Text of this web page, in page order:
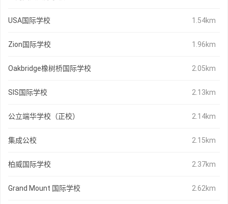
USA国际学校 1.54km
Zion国际学校 1.96km
Oakbridge橡树桥国际学校 2.05km
SIS国际学校 2.13km
公立端华学校（正校） 2.14km
集成公校 2.15km
柏威国际学校 2.37km
Grand Mount 国际学校 2.62km